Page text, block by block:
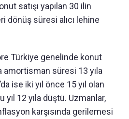
satışı yapılan 30 ilin
dönüş süresi alıcı lehine
Türkiye genelinde konut
amortisman süresi 13 yıla
ise iki yıl önce 15 yıl olan
12 yıla düştü. Uzmanlar,
karşısında gerilemesi